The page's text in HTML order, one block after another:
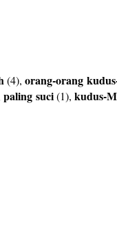
(4), orang-orang
paling suci(1), kudus-